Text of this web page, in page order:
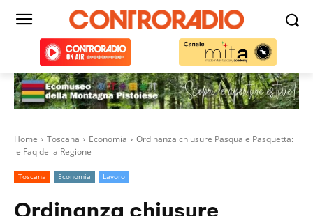
Home Toscana Economia
Ordinanza chiusure Pasqua e Pasquetta:
le Faq della Regione
Toscana Economia Lavoro
Ordinanza chiusure